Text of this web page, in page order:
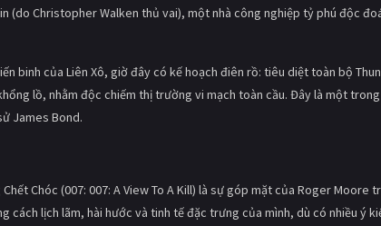
(do Christopher Walken thủ vai), một nhà công nghiệp tỷ phú độc
binh của Liên Xô, giờ đây có kế hoạch điên rồ: tiêu diệt toàn bộ
lồ, nhằm độc chiếm thị trường vi mạch toàn cầu. Đây là một trong
James Bond.
Chóc (007: 007: A View To A Kill) là sự góp mặt của Roger Moore
cách lịch lãm, hài hước và tinh tế đặc trưng của mình, dù có nhiều ý